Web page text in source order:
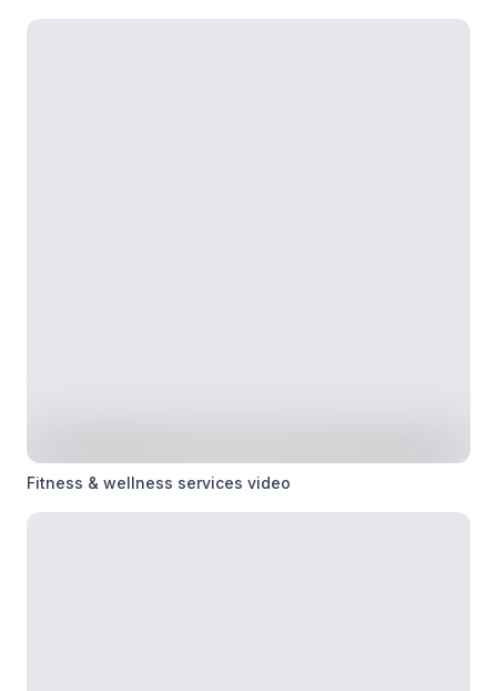
Fitness & wellness services video